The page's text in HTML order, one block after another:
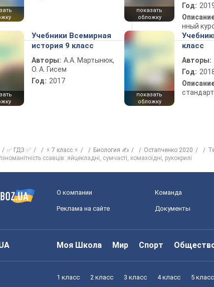
показать
обложку
Год:
нный
Учебники Всемирная
история 9 класс
Авторы: А.А. Мартынюк,
О. А. Гисем
Год: 2017
показать
обложку
класс
Авторы:
Год:
✅ ГДЗ ✅ ⚡ 7 класс ⚡ Биология ✍ Остапченко 2020
ссавців: яйцекладні, сумчасті, комахоїдні, рукокрилі
О компании Команда
Реклама на сайте Документы
Моя Школа Мир Спорт
1 класс 2 класс 3 класс 4 класс 5 класс